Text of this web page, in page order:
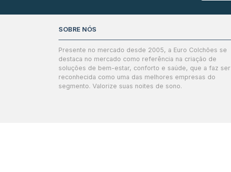
SOBRE NÓS
Presente no mercado desde 2005, a Euro Colchões se
destaca no mercado como referência na criação de
soluções de bem-estar, conforto e saúde, que a faz ser
reconhecida como uma das melhores empresas do
segmento. Valorize suas noites de sono.